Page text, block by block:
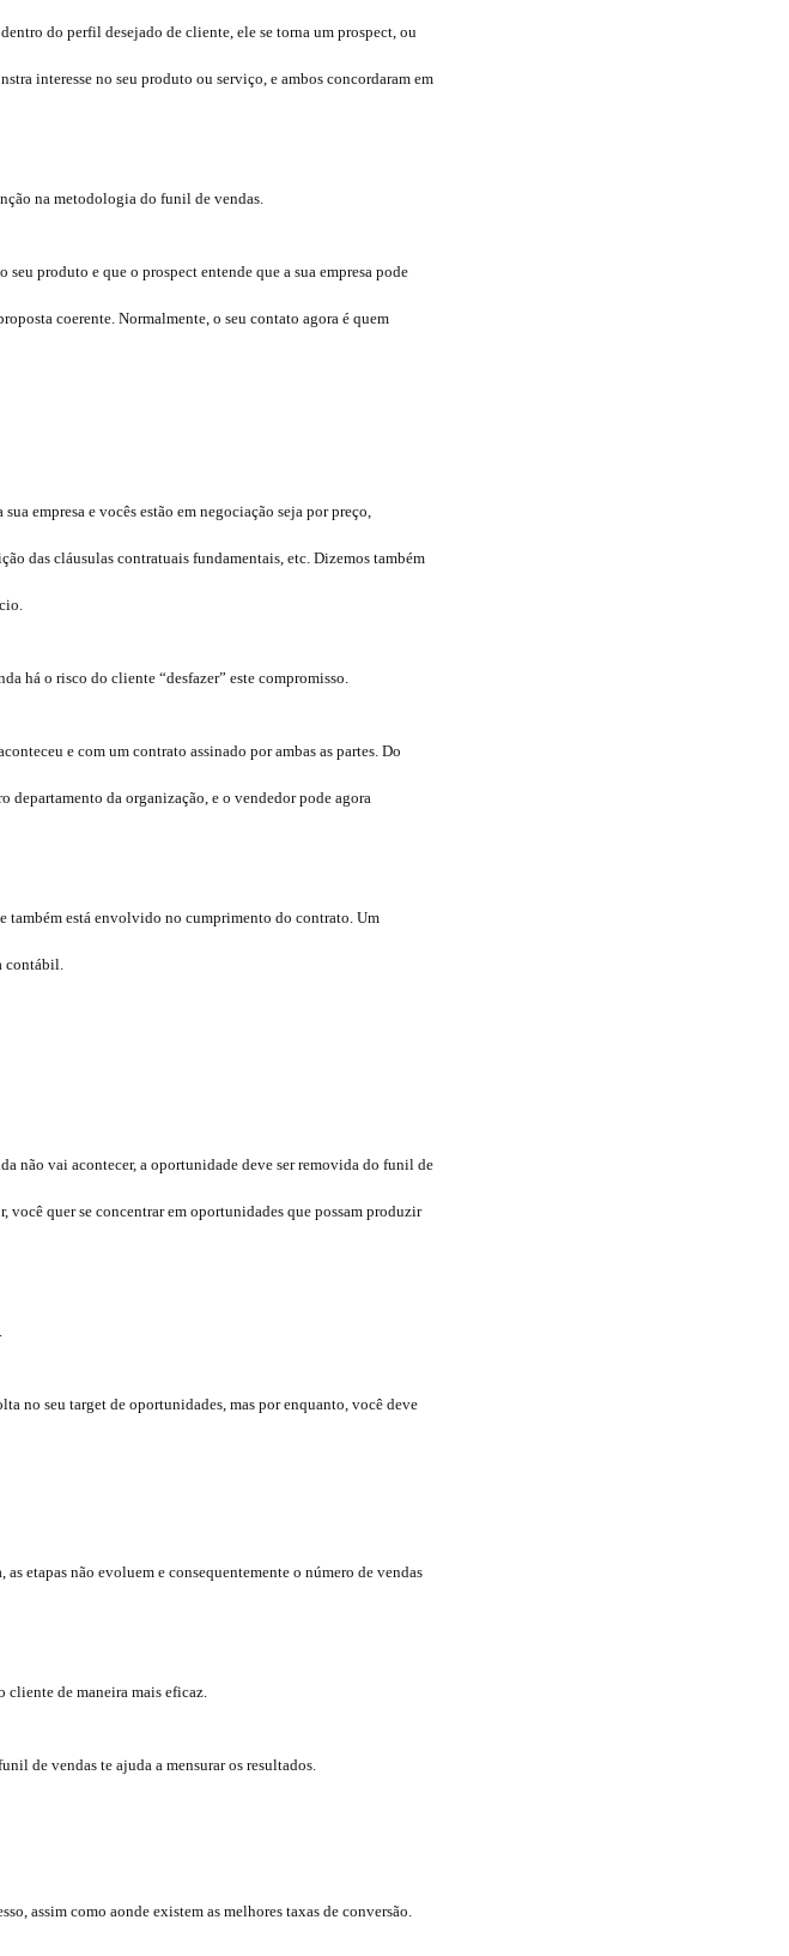
do perfil desejado de cliente, ele se torna um prospect, ou
interesse no seu produto ou serviço, e ambos concordaram em
na metodologia do funil de vendas.
produto e que o prospect entende que a sua empresa pode
coerente. Normalmente, o seu contato agora é quem
empresa e vocês estão em negociação seja por preço,
das cláusulas contratuais fundamentais, etc. Dizemos também
há o risco do cliente “desfazer” este compromisso.
e com um contrato assinado por ambas as partes. Do
da organização, e o vendedor pode agora
também está envolvido no cumprimento do contrato. Um
contábil.
não vai acontecer, a oportunidade deve ser removida do funil de
você quer se concentrar em oportunidades que possam produzir
no seu target de oportunidades, mas por enquanto, você deve
etapas não evoluem e consequentemente o número de vendas
cliente de maneira mais eficaz.
de vendas te ajuda a mensurar os resultados.
assim como aonde existem as melhores taxas de conversão.